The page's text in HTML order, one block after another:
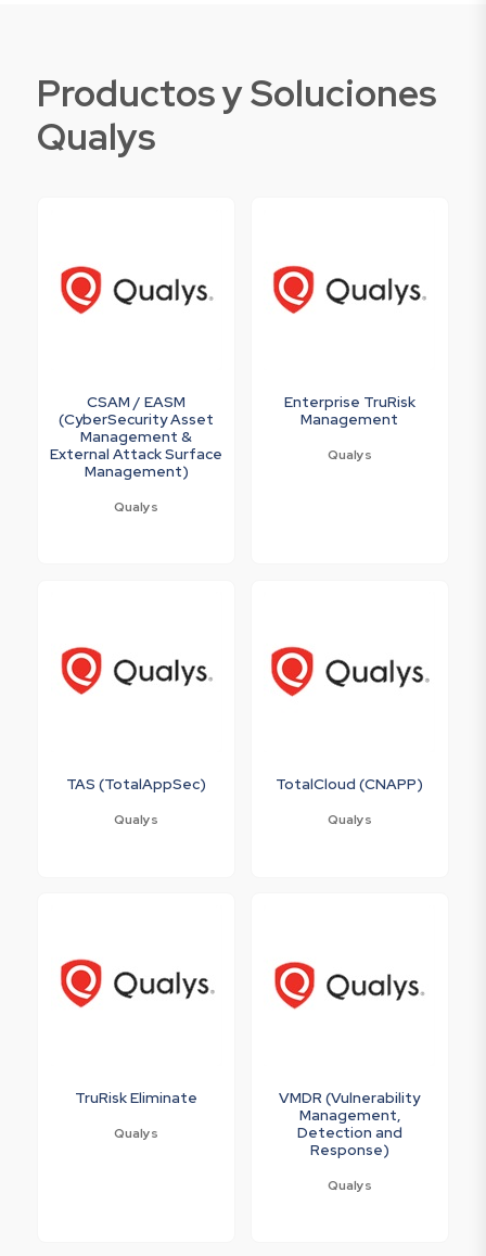
Productos y Soluciones
Qualys
CSAM / EASM
(CyberSecurity Asset
Management &
External Attack Surface
Management)
Qualys
Enterprise TruRisk
Management
Qualys
TAS (TotalAppSec)
Qualys
TotalCloud (CNAPP)
Qualys
TruRisk Eliminate
Qualys
VMDR (Vulnerability
Management,
Detection and
Response)
Qualys